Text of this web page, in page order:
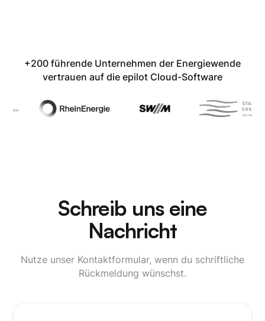
+200 führende Unternehmen der Energiewende
vertrauen auf die epilot Cloud-Software
Schreib uns eine
Nachricht
Nutze unser Kontaktformular, wenn du schriftliche
Rückmeldung wünschst.